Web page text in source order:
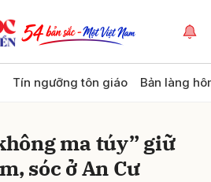
Tín ngưỡng tôn giáo Bản làng
ma túy” giữ
sóc ở An Cư